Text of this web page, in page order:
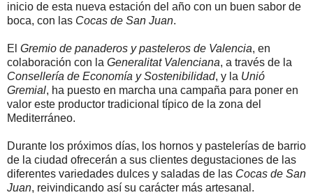
inicio de esta nueva estación del año con un buen sabor de
boca, con las Cocas de San Juan.
El Gremio de panaderos y pasteleros de Valencia, en
colaboración con la Generalitat Valenciana, a través de la
Consellería de Economía y Sostenibilidad, y la Unió
Gremial, ha puesto en marcha una campaña para poner en
valor este productor tradicional típico de la zona del
Mediterráneo.
Durante los próximos días, los hornos y pastelerías de barrio
de la ciudad ofrecerán a sus clientes degustaciones de las
diferentes variedades dulces y saladas de las Cocas de San
Juan, reivindicando así su carácter más artesanal.